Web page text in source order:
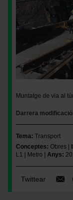
Muntatge de via al
Darrera modificació
Tema Transport
Conceptes Obres
L1
Metro Anys
Twittear